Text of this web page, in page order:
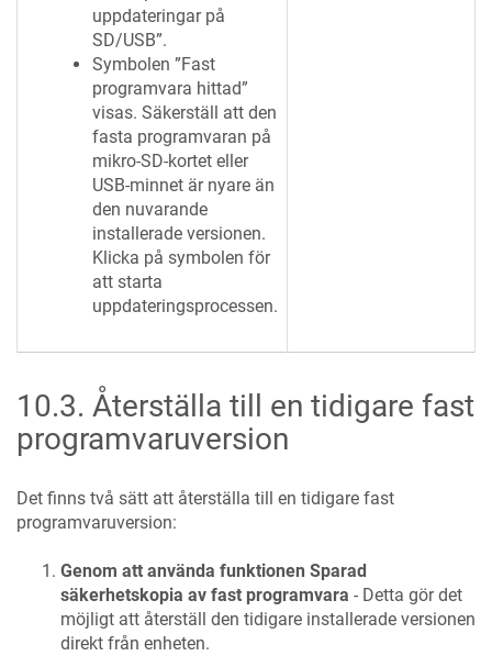
uppdateringar på
SD/USB”.
Symbolen ”Fast
programvara hittad”
visas. Säkerställ att den
fasta programvaran på
mikro-SD-kortet eller
USB-minnet är nyare än
den nuvarande
installerade versionen.
Klicka på symbolen för
att starta
uppdateringsprocessen.
10.3. Återställa till en tidigare fast
programvaruversion
Det finns två sätt att återställa till en tidigare fast
programvaruversion:
Genom att använda funktionen Sparad
säkerhetskopia av fast programvara - Detta gör det
möjligt att återställ den tidigare installerade versionen
direkt från enheten.